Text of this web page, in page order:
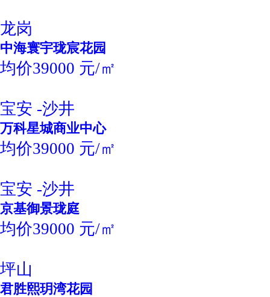
龙岗
中海寰宇珑宸花园
均价39000 元/㎡
宝安 -沙井
万科星城商业中心
均价39000 元/㎡
宝安 -沙井
京基御景珑庭
均价39000 元/㎡
坪山
君胜熙玥湾花园